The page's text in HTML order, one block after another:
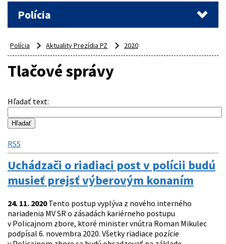
Polícia
Polícia Aktuality Prezídia PZ 2020
Tlačové správy
Hľadať text:
RSS
Uchádzači o riadiaci post v polícii budú
musieť prejsť výberovým konaním
24. 11. 2020Tento postup vyplýva z nového interného
nariadenia MV SR o zásadách kariérneho postupu
v Policajnom zbore, ktoré minister vnútra Roman Mikulec
podpísal 6. novembra 2020. Všetky riadiace pozície